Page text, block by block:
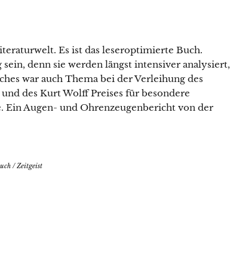
Es ist das leseroptimierte Buch.
denn sie werden längst intensiver analysiert,
war auch Thema bei der Verleihung des
des Kurt Wolff Preises für besondere
Ein Augen- und Ohrenzeugenbericht von der
/Zeitgeist